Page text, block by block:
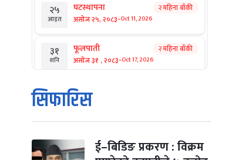
२५
आइत
घटस्थापना
असोज २५, २०८३-Oct 11, 2026
२ महिना बाँकी
३१
शनि
फूलपाती
असोज ३१ , २०८३-Oct 17, 2026
२ महिना बाँकी
१
आइत
कार्तिक सङ्क्रान्ति
कार्तिक १, २०८३
मंगल कार्तिक ३, २०८३-Oct 20, 2026
सिफारिस
ई–बिडिङ प्रकरण : विक्रम